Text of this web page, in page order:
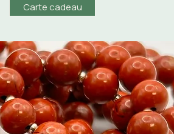
Carte cadeau